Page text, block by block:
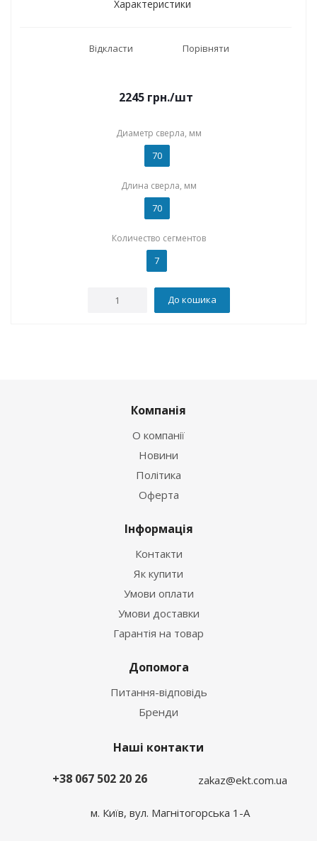
Характеристики
Відкласти Порівняти
2245 грн./шт
Диаметр сверла, мм
70
Длина сверла, мм
70
Количество сегментов
7
До кошика
Компанія
О компанії
Новини
Політика
Оферта
Інформація
Контакти
Як купити
Умови оплати
Умови доставки
Гарантія на товар
Допомога
Питання-відповідь
Бренди
Наші контакти
+38 067 502 20 26
zakaz@ekt.com.ua
м. Київ, вул. Магнітогорська 1-А